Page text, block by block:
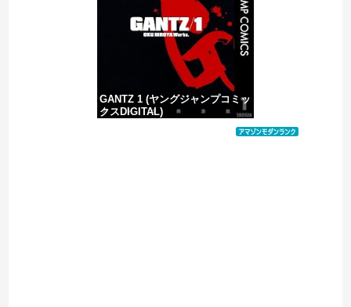
【移民政策反対】イオンの売り場で唐揚げを食う中国人の子供
GANTZ 1 (ヤングジャンプコミッ
クスDIGITAL)
価格：¥100